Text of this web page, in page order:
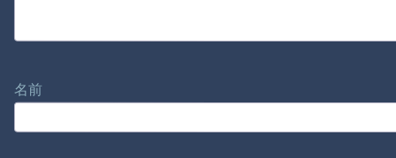
名前